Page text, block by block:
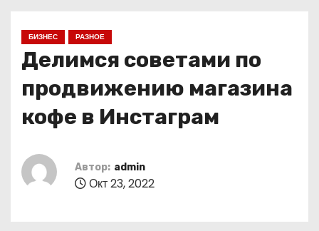
БИЗНЕС РАЗНОЕ
Делимся советами по
продвижению магазина
кофе в Инстаграм
Автор: admin
Окт 23, 2022